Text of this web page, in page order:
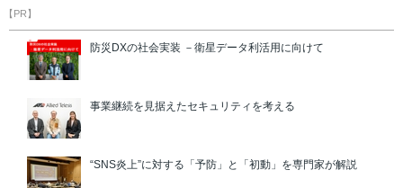
【PR】
防災DXの社会実装 －衛星データ利活用に向けて
事業継続を見据えたセキュリティを考える
“SNS炎上”に対する「予防」と「初動」を専門家が解説